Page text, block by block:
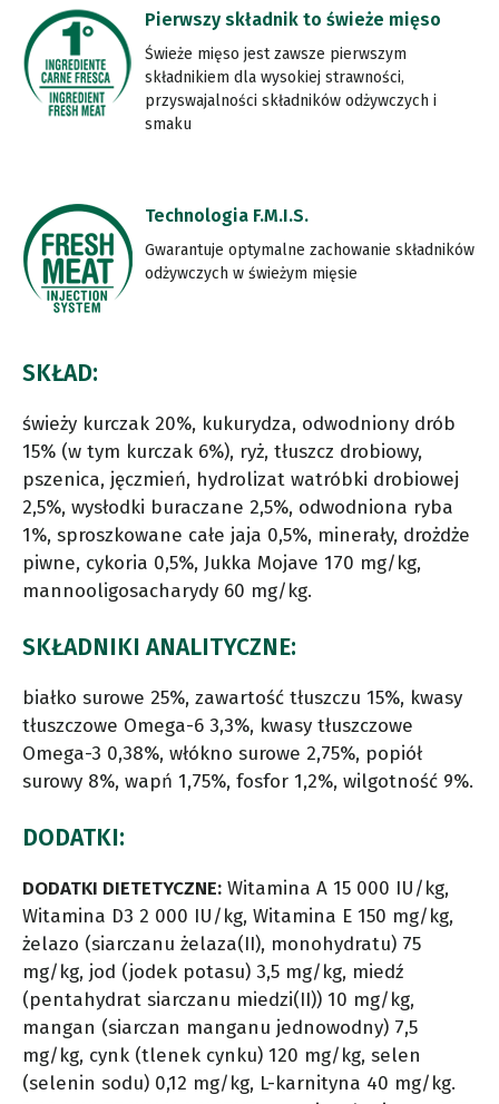
Pierwszy składnik to świeże mięso
Świeże mięso jest zawsze pierwszym
składnikiem dla wysokiej strawności,
przyswajalności składników odżywczych i
smaku
Technologia F.M.I.S.
Gwarantuje optymalne zachowanie składników
odżywczych w świeżym mięsie
SKŁAD:
świeży kurczak 20%, kukurydza, odwodniony drób
15% (w tym kurczak 6%), ryż, tłuszcz drobiowy,
pszenica, jęczmień, hydrolizat watróbki drobiowej
2,5%, wysłodki buraczane 2,5%, odwodniona ryba
1%, sproszkowane całe jaja 0,5%, minerały, drożdże
piwne, cykoria 0,5%, Jukka Mojave 170 mg/kg,
mannooligosacharydy 60 mg/kg.
SKŁADNIKI ANALITYCZNE:
białko surowe 25%, zawartość tłuszczu 15%, kwasy
tłuszczowe Omega-6 3,3%, kwasy tłuszczowe
Omega-3 0,38%, włókno surowe 2,75%, popiół
surowy 8%, wapń 1,75%, fosfor 1,2%, wilgotność 9%.
DODATKI:
DODATKI DIETETYCZNE: Witamina A 15 000 IU/kg,
Witamina D3 2 000 IU/kg, Witamina E 150 mg/kg,
żelazo (siarczanu żelaza(II), monohydratu) 75
mg/kg, jod (jodek potasu) 3,5 mg/kg, miedź
(pentahydrat siarczanu miedzi(II)) 10 mg/kg,
mangan (siarczan manganu jednowodny) 7,5
mg/kg, cynk (tlenek cynku) 120 mg/kg, selen
(selenin sodu) 0,12 mg/kg, L-karnityna 40 mg/kg.